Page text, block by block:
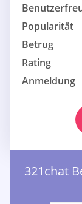
Popularität
Betrug
Rating
Anmeldung
321chat